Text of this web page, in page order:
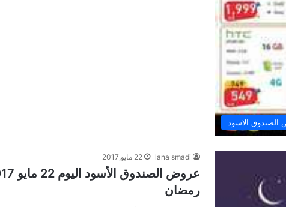
الاسود
lana smadi 22 مايو,2017
رمضان